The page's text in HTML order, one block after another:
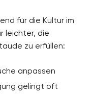
für die Kultur im
leichter, die
zu erfüllen:
anpassen
gelingt oft